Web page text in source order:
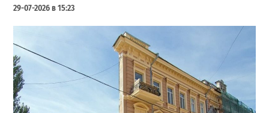
29-07-2026 в 15:23